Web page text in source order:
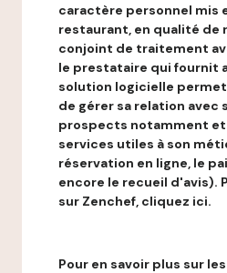
caractère personnel mis
restaurant, en qualité de
conjoint de traitement
le prestataire qui fournit
solution logicielle
de gérer sa relation avec
prospects notamment
services utiles à son
réservation en ligne, le
encore le recueil d'avis).
sur Zenchef, cliquez ici.
Pour en savoir plus sur